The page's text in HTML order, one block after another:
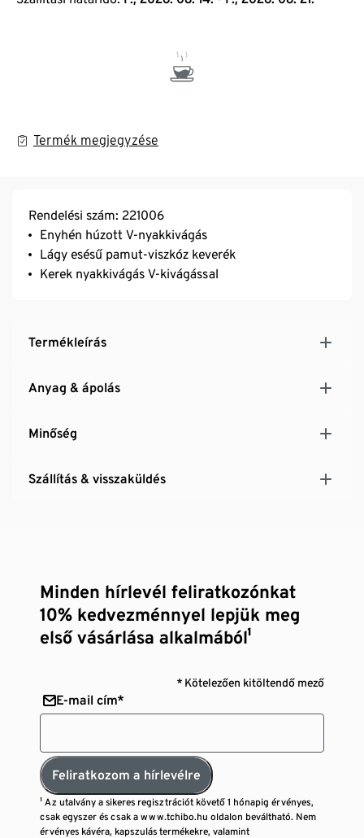
Termék megjegyzése
Rendelési szám: 221006
Enyhén húzott V-nyakkivágás
Lágy esésű pamut-viszkóz keverék
Kerek nyakkivágás V-kivágással
Termékleírás
Anyag & ápolás
Minőség
Szállítás & visszaküldés
Minden hírlevél feliratkozónkat
10% kedvezménnyel lepjük meg
első vásárlása alkalmából¹
* Kötelezően kitöltendő mező
E-mail cím*
Feliratkozom a hírlevélre
¹ Az utalvány a sikeres regisztrációt követő 1 hónapig érvényes,
csak egyszer és csak a www.tchibo.hu oldalon beváltható. Nem
érvényes kávéra, kapszulás termékekre, valamint